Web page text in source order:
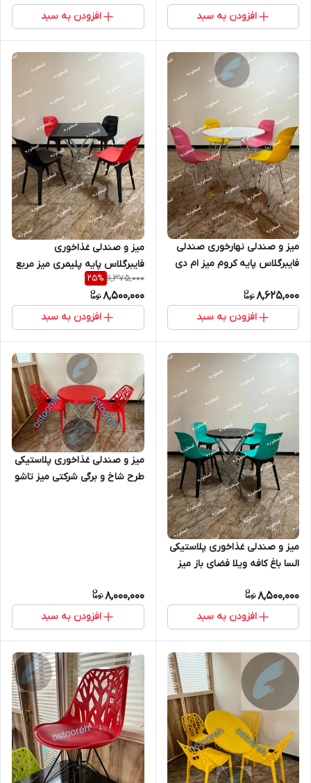
افزودن به سبد افزودن به سبد
میز و صندلی نهارخوری صندلی
فایبرگلاس پایه کروم میز ام دی
8,625,000
افزودن به سبد
میز و صندلی غذاخوری
فایبرگلاس پایه پلیمری میز مربع
حصیری پایه تاشو
11,375,000
25%
8,500,000
افزودن به سبد
میز و صندلی غذاخوری پلاستیکی
السا باغ کافه ویلا فضای باز میز
8,500,000
افزودن به سبد
میز و صندلی غذاخوری پلاستیکی
طرح شاخ و برگی شرکتی میز تاشو
8,000,000
افزودن به سبد